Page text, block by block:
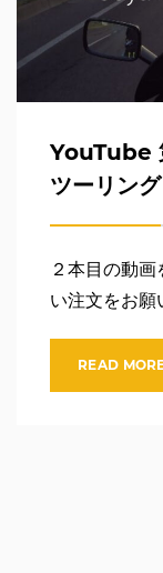
YouTube
ツーリン
２本目の動
い注文をお
READ